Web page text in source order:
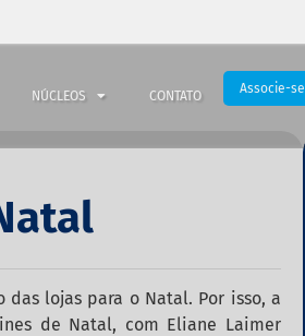
NÚCLEOS CONTATO Associe-se
lojas para o Natal. Por isso, a
de Natal, com Eliane Laimer